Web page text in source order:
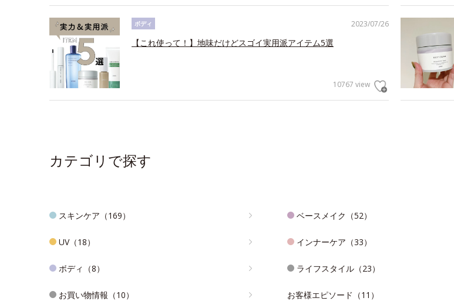
2023/07/26
ボディ
【これ使って！】地味だけどスゴイ実用派アイテム5選
10767 view
カテゴリで探す
スキンケア（169） ベースメイク（52）
UV（18） インナーケア（33）
ボディ（8） ライフスタイル（23）
お買い物情報（10） お客様エピソード（11）